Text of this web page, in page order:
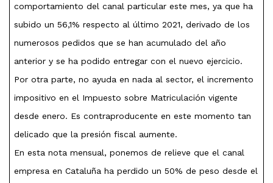
comportamiento del canal particular este mes, ya que ha
subido un 56,1% respecto al último 2021, derivado de los
numerosos pedidos que se han acumulado del año
anterior y se ha podido entregar con el nuevo ejercicio.
Por otra parte, no ayuda en nada al sector, el incremento
impositivo en el Impuesto sobre Matriculación vigente
desde enero. Es contraproducente en este momento tan
delicado que la presión fiscal aumente.
En esta nota mensual, ponemos de relieve que el canal
empresa en Cataluña ha perdido un 50% de peso desde el